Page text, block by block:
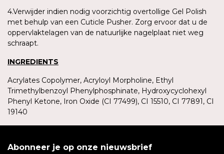
4.Verwijder indien nodig voorzichtig overtollige Gel Polish
met behulp van een Cuticle Pusher. Zorg ervoor dat u de
oppervlaktelagen van de natuurlijke nagelplaat niet weg
schraapt.
INGREDIENTS
Acrylates Copolymer, Acryloyl Morpholine, Ethyl
Trimethylbenzoyl Phenylphosphinate, Hydroxycyclohexyl
Phenyl Ketone, Iron Oxide (CI 77499), CI 15510, CI 77891, CI
19140
Abonneer je op onze nieuwsbrief